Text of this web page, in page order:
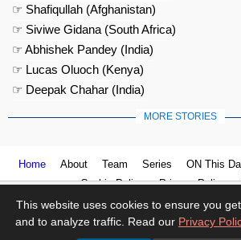
☞ Shafiqullah (Afghanistan)
☞ Siviwe Gidana (South Africa)
☞ Abhishek Pandey (India)
☞ Lucas Oluoch (Kenya)
☞ Deepak Chahar (India)
MORE STORIES
Home About Team Series ON This
Cookie Policy
Privacy Policy
This website uses cookies to ensure you
and to analyze traffic. Read our Privacy